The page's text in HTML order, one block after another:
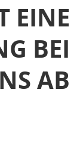
EINE
BEI
AB